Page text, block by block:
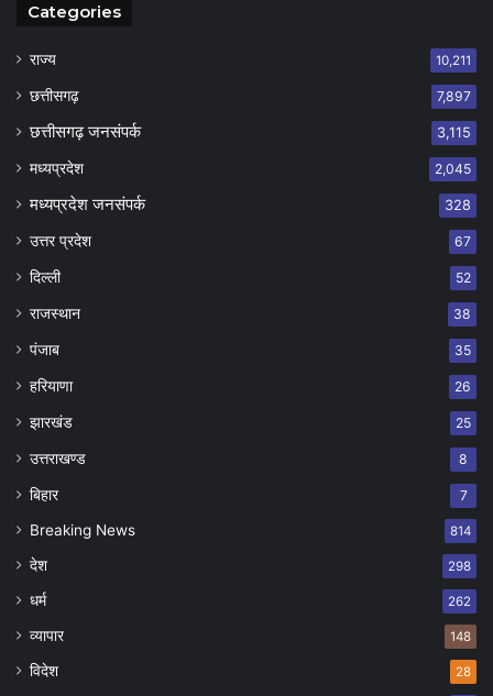
Categories
राज्य 10,211
छत्तीसगढ़ 7,897
छत्तीसगढ़ जनसंपर्क 3,115
मध्यप्रदेश 2,045
मध्यप्रदेश जनसंपर्क 328
उत्तर प्रदेश 67
दिल्ली 52
राजस्थान 38
पंजाब 35
हरियाणा 26
झारखंड 25
उत्तराखण्ड 8
बिहार 7
Breaking News 814
देश 298
धर्म 262
व्यापार 148
विदेश 28